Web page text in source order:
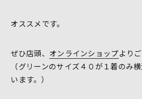
オススメです。
ぜひ店頭、 オンラインショップより
（グリーンのサイズ４０が１着のみ
います。）